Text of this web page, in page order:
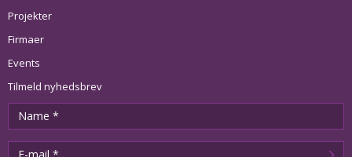
Projekter
Firmaer
Events
Tilmeld nyhedsbrev